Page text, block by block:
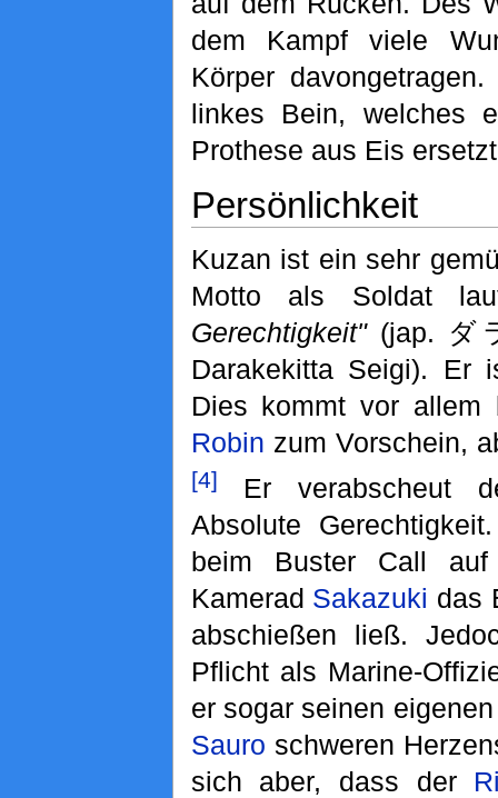
dem Kampf viele
Körper
linkes Bein, welches
Prothese aus Eis
Persönlichkeit
Kuzan ist ein sehr
Motto als Soldat
Gerechtigkeit"(jap. ダ
Darakekitta Seigi). Er
Dies kommt vor allem
Robin zum Vorschein,
[4]
Er verabscheut
Absolute
beim Buster Call
Kamerad Sakazuki das
abschießen ließ.
Pflicht als Marine-
er sogar seinen
Sauro schweren
sich aber, dass der